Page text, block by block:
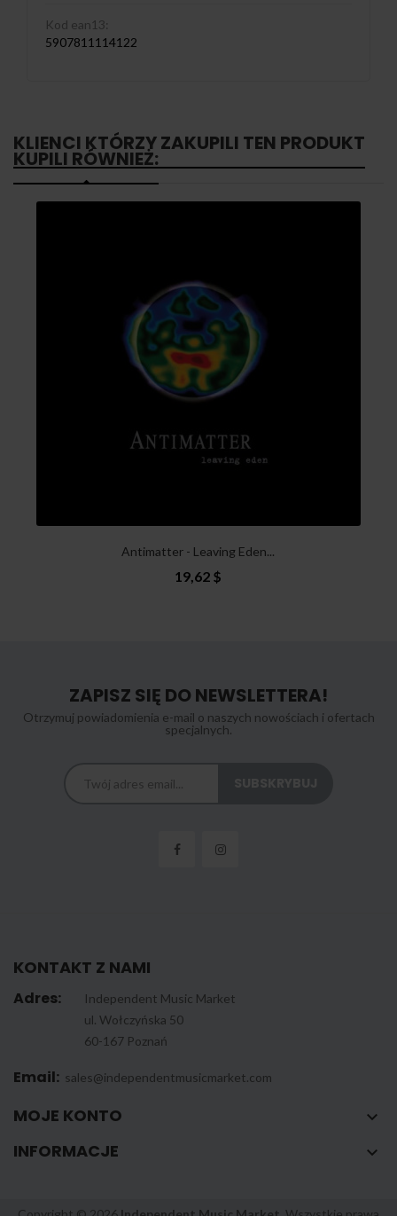
Kod ean13:
5907811114122
KLIENCI KTÓRZY ZAKUPILI TEN PRODUKT
KUPILI RÓWNIEŻ:
Antimatter - Leaving Eden...
19,62 $
ZAPISZ SIĘ DO NEWSLETTERA!
Otrzymuj powiadomienia e-mail o naszych nowościach i ofertach
specjalnych.
KONTAKT Z NAMI
Adres:
Independent Music Market
ul. Wołczyńska 50
60-167 Poznań
Email: sales@independentmusicmarket.com
MOJE KONTO 
INFORMACJE 